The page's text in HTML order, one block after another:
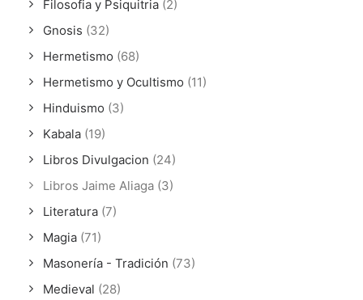
Filosofia y Psiquitria (2)
Gnosis (32)
Hermetismo (68)
Hermetismo y Ocultismo (11)
Hinduismo (3)
Kabala (19)
Libros Divulgacion (24)
Libros Jaime Aliaga (3)
Literatura (7)
Magia (71)
Masonería - Tradición (73)
Medieval (28)